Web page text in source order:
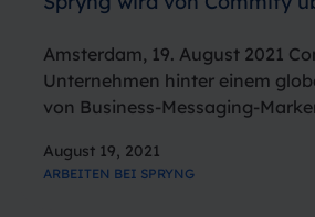
Amsterdam, 19. August 2021
Unternehmen hinter einem
von Business-Messaging-
ups Spryng angekündigt.
August 19, 2021
ARBEITEN BEI SPRYNG